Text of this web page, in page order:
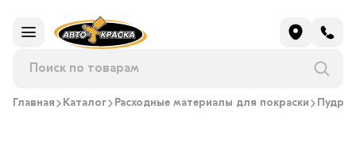
Главная Каталог Расходные материалы для покраски Пудра